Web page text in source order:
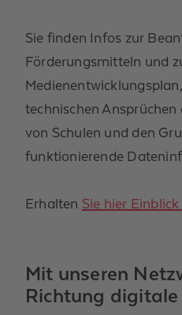
Sie finden Infos zur
Förderungsmitteln und
technischen
von Schulen und den
funktionierende
Erhalten Sie hier
Mit unseren
Richtung digitale